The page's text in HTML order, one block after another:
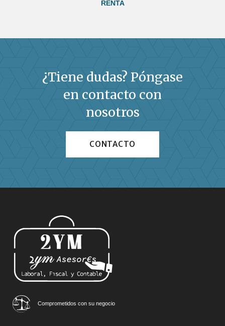
RENTA
¿Tiene dudas? Póngase
en contacto con
nosotros
CONTACTO
Comprometidos con su negocio